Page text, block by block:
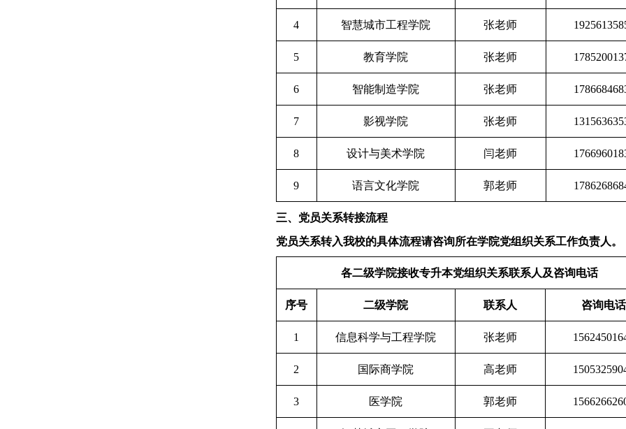
4 智慧城市工程学院 张老师
5 教育学院 张老师
6 智能制造学院 张老师
7 影视学院 张老师
8 设计与美术学院 闫老师
9 语言文化学院 郭老师
三、党员关系转接流程
党员关系转入我校的具体流程请咨询所在学院党组织关系工作负责人。
各二级学院接收专升本党组织关系联系人及咨询电话
序号 二级学院 联系人 咨询电话
1 信息科学与工程学院 张老师
2 国际商学院 高老师
3 医学院 郭老师